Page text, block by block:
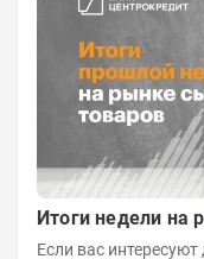
Итоги недели на
Если вас интересуют